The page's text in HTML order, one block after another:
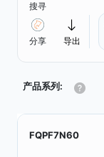
搜寻
分享 导出
产品系列:
FQPF7N60